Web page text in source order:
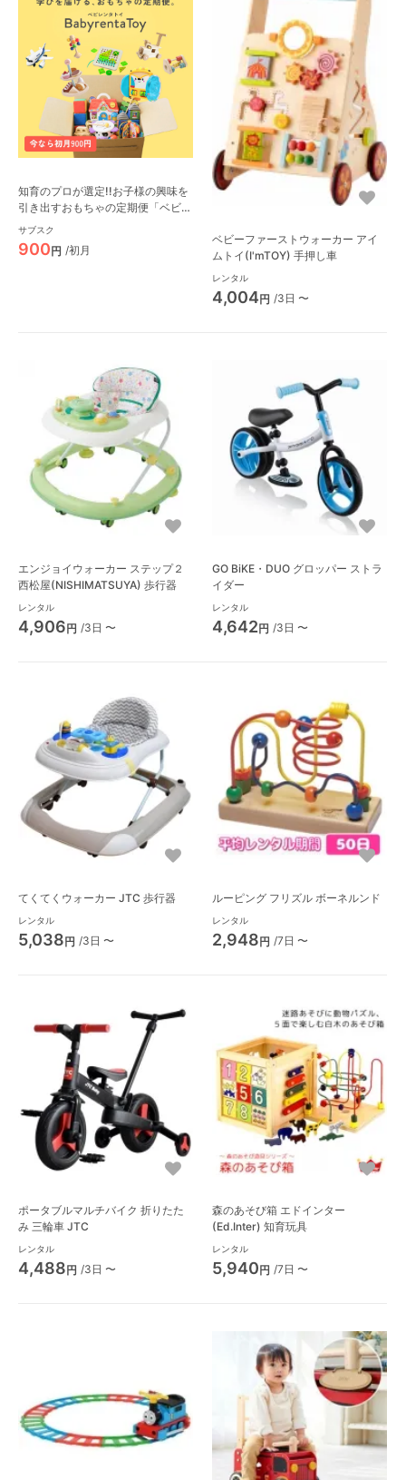
知育のプロが選定!!お子様の興味を
引き出すおもちゃの定期便「ベビレ
ンタ・トイ」
サブスク
900円 /初月
ベビーファーストウォーカー アイ
ムトイ(I'mTOY) 手押し車
レンタル
4,004円 /3日 〜
エンジョイウォーカー ステップ２
西松屋(NISHIMATSUYA) 歩行器
レンタル
4,906円 /3日 〜
GO BiKE・DUO グロッパー ストラ
イダー
レンタル
4,642円 /3日 〜
てくてくウォーカー JTC 歩行器
レンタル
5,038円 /3日 〜
ルーピング フリズル ボーネルンド
レンタル
2,948円 /7日 〜
ポータブルマルチバイク 折りたた
み 三輪車 JTC
レンタル
4,488円 /3日 〜
森のあそび箱 エドインター
(Ed.Inter) 知育玩具
レンタル
5,940円 /7日 〜